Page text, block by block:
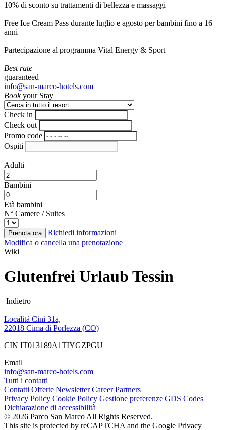
10% di sconto su trattamenti di bellezza e massaggi
Free Ice Cream Pass durante luglio e agosto per bambini fino a 16
anni
Partecipazione al programma Vital Energy & Sport
Best rate
guaranteed
info@san-marco-hotels.com
Bookyour Stay
Check in
Check out
Promo code
Ospiti
Adulti
Bambini
Età bambini
N° Camere / Suites
Prenota ora
Richiedi informazioni
Modifica o cancella una prenotazione
Wiki
Glutenfrei Urlaub Tessin
Indietro
Localitá Cini 31a,
22018 Cima di Porlezza (CO)
CIN IT013189A1TIYGZPGU
Email
info@san-marco-hotels.com
Tutti i contatti
Contatti Offerte Newsletter Career Partners
Privacy Policy Cookie Policy Gestione preferenze GDS Codes
Dichiarazione di accessibilità
© 2026 Parco San Marco All Rights Reserved.
This site is protected by reCAPTCHA and the Google Privacy